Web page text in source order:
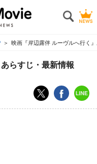
映画『岸辺露伴 ルーヴルへ行く
らすじ・最新情報